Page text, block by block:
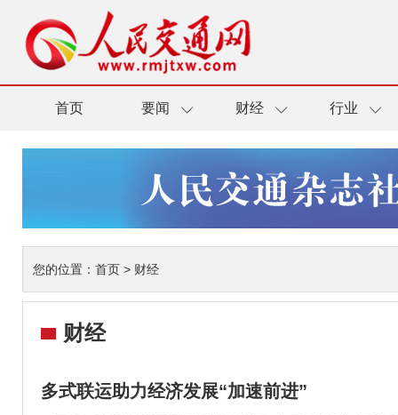
首页 要闻 财经 行业
您的位置： 首页 > 财经
财经
多式联运助力经济发展“加速前进”